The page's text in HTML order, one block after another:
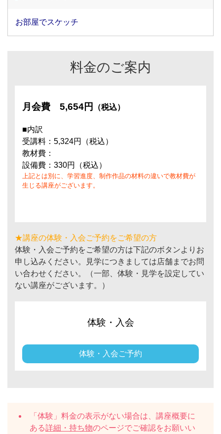
お部屋でスケッチ
料金のご案内
月会費 5,654円 （税込）
■内訳
受講料：5,324円（税込）
教材費：
設備費：330円（税込）
上記とは別に、学習進度、制作作品の材料の違いで教材費が
生じる講座がございます。
★講座の体験・入会ご予約をご希望の方
体験・入会ご予約をご希望の方は下記のボタンよりお
申し込みください。見学につきましては店舗までお問
い合わせください。（一部、体験・見学を設定してい
ない講座がございます。）
体験・入会
体験・入会ご予約
「体験」料金の表示がない場合は、講座概要に
ある詳細・持ち物のページでご確認をお願いい